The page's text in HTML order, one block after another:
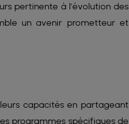
pertinente à l'évolution des
un avenir prometteur et
capacités en partageant
programmes spécifiques de